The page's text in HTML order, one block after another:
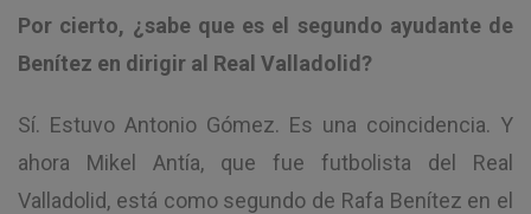
Por cierto, ¿sabe que es el segundo ayudante de
Benítez en dirigir al Real Valladolid?
Sí. Estuvo Antonio Gómez. Es una coincidencia. Y
ahora Mikel Antía, que fue futbolista del Real
Valladolid, está como segundo de Rafa Benítez en el